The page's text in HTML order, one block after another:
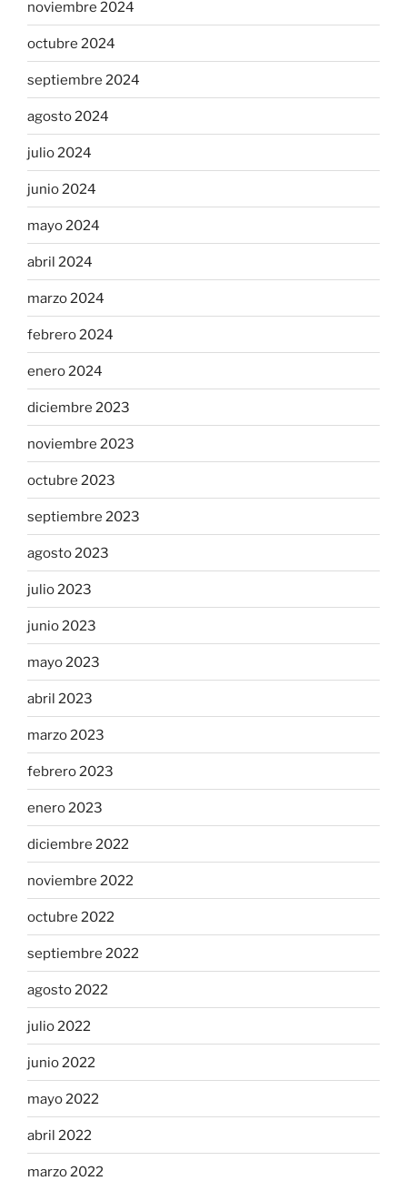
noviembre 2024
octubre 2024
septiembre 2024
agosto 2024
julio 2024
junio 2024
mayo 2024
abril 2024
marzo 2024
febrero 2024
enero 2024
diciembre 2023
noviembre 2023
octubre 2023
septiembre 2023
agosto 2023
julio 2023
junio 2023
mayo 2023
abril 2023
marzo 2023
febrero 2023
enero 2023
diciembre 2022
noviembre 2022
octubre 2022
septiembre 2022
agosto 2022
julio 2022
junio 2022
mayo 2022
abril 2022
marzo 2022